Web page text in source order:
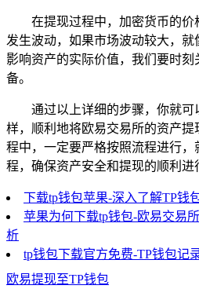
在提现过程中，加密货币的
发生波动，如果市场波动较大，
影响资产的实际价值，我们要时
备。
通过以上详细的步骤，你就
样，顺利地将欧易交易所的资产提
程中，一定要严格按照流程进行
程，确保资产安全和提现的顺利进
下载tp钱包苹果-深入了解TP钱
苹果为何下载tp钱包-欧易交易
析
tp钱包下载官方免费-TP钱包记
欧易提现至TP钱包